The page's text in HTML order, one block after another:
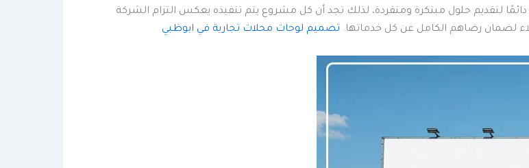
لتقديم حلول مبتكرة ومتفردة، لذلك تجد أن كل مشروع يتم تنفيذه يعكس التزام الشركة
لضمان رضاهم الكامل عن كل خدماتها. تصميم لوحات محلات تجارية في ابوظبي